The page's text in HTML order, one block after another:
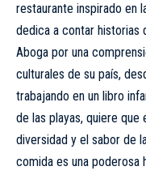
restaurante inspirado en
dedica a contar historias
Aboga por una
culturales de su país,
trabajando en un libro
de las playas, quiere
diversidad y el sabor de
comida es una poderosa